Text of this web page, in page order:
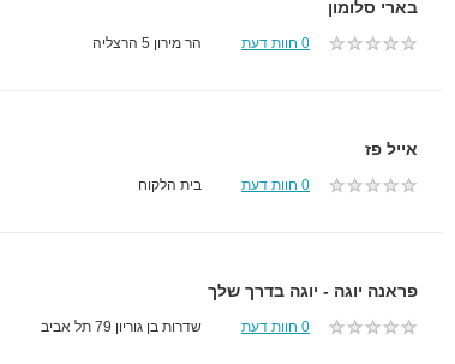
בארי סלומון
0 חוות דעת הר מירון 5 הרצליה
אייל פז
0 חוות דעת בית הלקוח
פראנה יוגה - יוגה בדרך שלך
0 חוות דעת שדרות בן גוריון 79 תל אביב